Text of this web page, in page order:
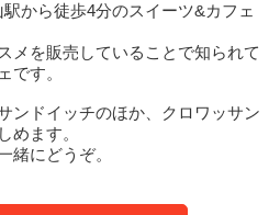
駅から徒歩4分のスイーツ&カフェ
メを販売していることで知られて
です。
ンドイッチのほか、クロワッサン
めます。
緒にどうぞ。